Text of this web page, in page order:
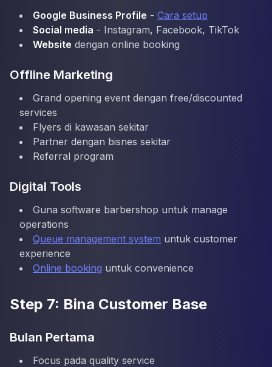
Google Business Profile - Cara setup
Social media - Instagram, Facebook, TikTok
Website dengan online booking
Offline Marketing
Grand opening event dengan free/discounted
services
Flyers di kawasan sekitar
Partner dengan bisnes sekitar
Referral program
Digital Tools
Guna software barbershop untuk manage
operations
Queue management system untuk customer
experience
Online booking untuk convenience
Step 7: Bina Customer Base
Bulan Pertama
Focus pada quality service